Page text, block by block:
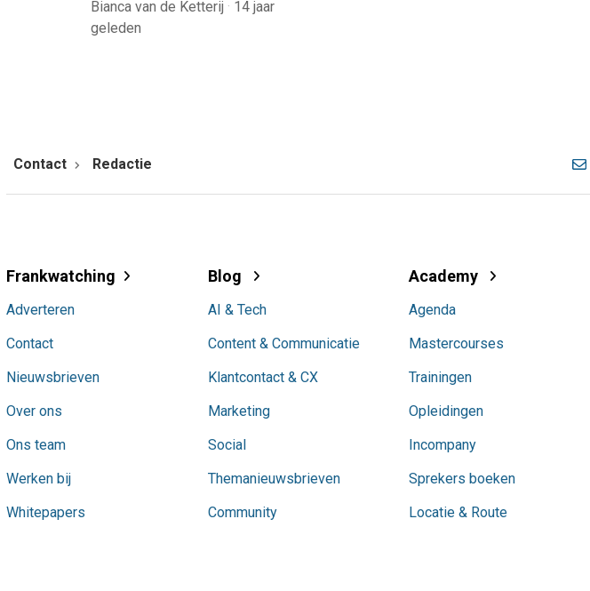
Bianca van de Ketterij · 14 jaar
geleden
Contact Redactie
Frankwatching
Adverteren
Contact
Nieuwsbrieven
Over ons
Ons team
Werken bij
Whitepapers
Blog
AI & Tech
Content & Communicatie
Klantcontact & CX
Marketing
Social
Themanieuwsbrieven
Community
Academy
Agenda
Mastercourses
Trainingen
Opleidingen
Incompany
Sprekers boeken
Locatie & Route